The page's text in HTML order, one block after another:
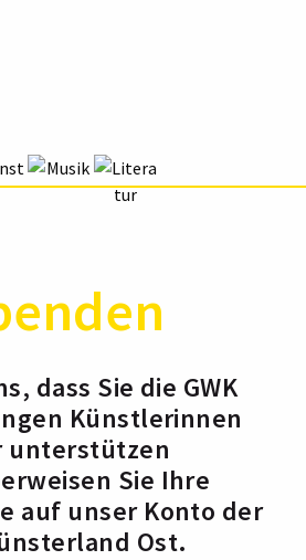
dass Sie die GWK
Künstlerinnen
unterstützen
Sie Ihre
auf unser Konto der
Ost.